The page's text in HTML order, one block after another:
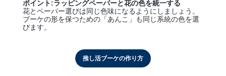
ポイント:ラッピングペーパーと花の色を統一する
花とペーパー選びは同じ色味になるようにしましょう。
ブーケの形を保つための「あんこ」も同じ系統の色を選
びます。
推し活ブーケの作り方